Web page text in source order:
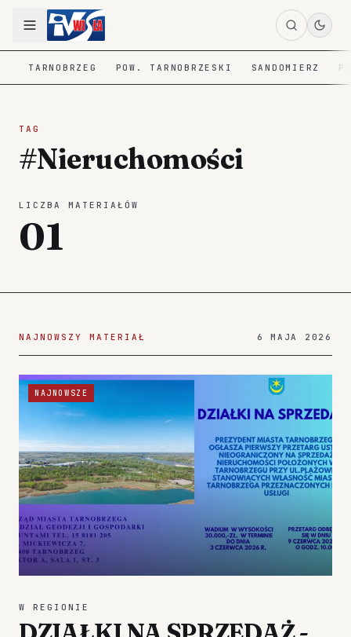
TARNOBRZEG POW. TARNOBRZESKI SANDOMIERZ
TAG
#Nieruchomości
LICZBA MATERIAŁÓW
01
NAJNOWSZY MATERIAŁ 6 MAJA 2026
NAJNOWSZE
W REGIONIE